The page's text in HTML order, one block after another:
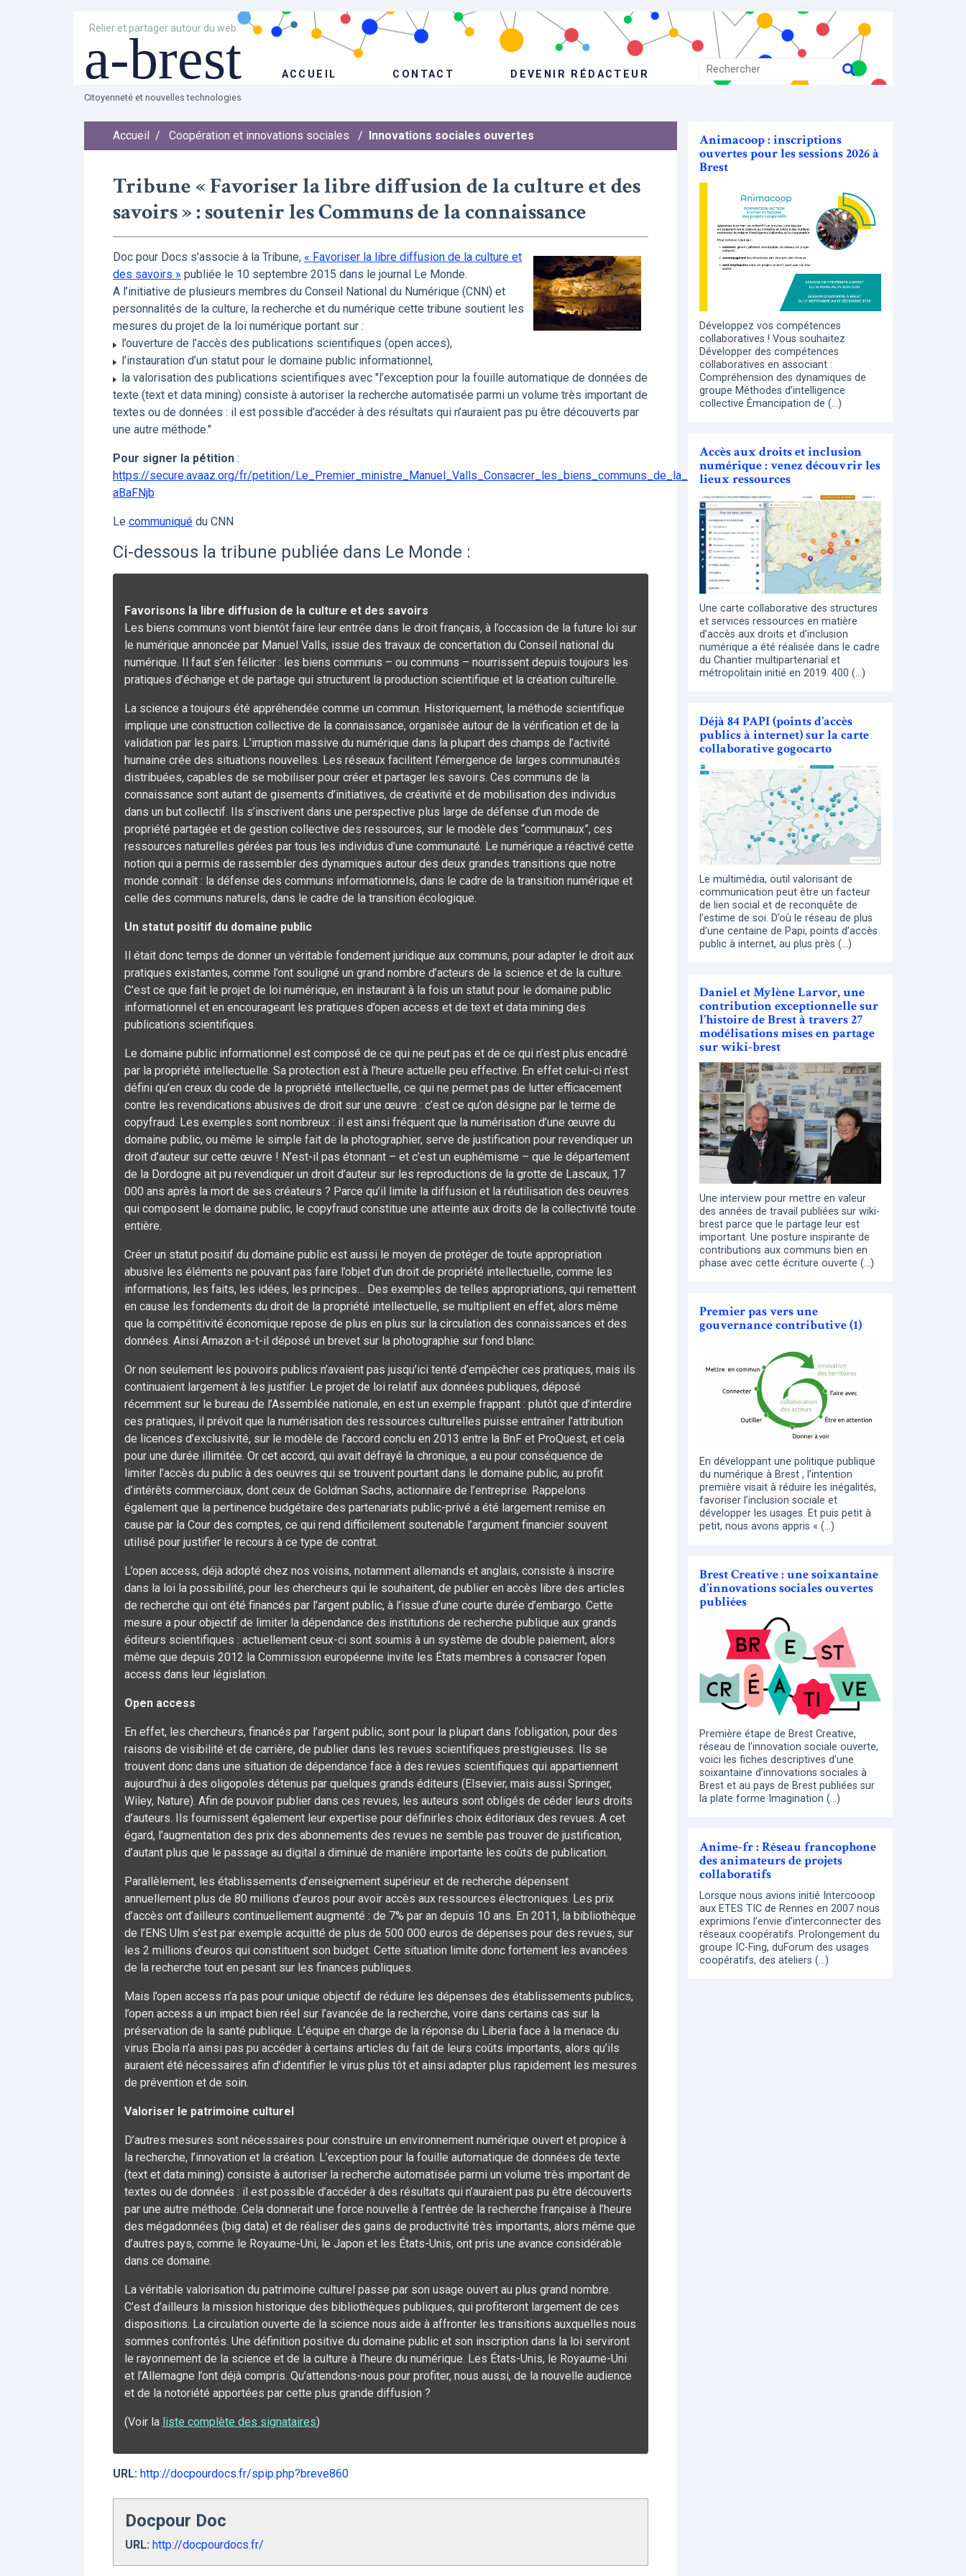
Relier et partager autour du web
a-brest ACCUEIL CONTACT DEVENIR RÉDACTEUR
Citoyenneté et nouvelles technologies
Accueil / Coopération et innovations sociales / Innovations sociales ouvertes
Tribune « Favoriser la libre diffusion de la culture et des
savoirs » : soutenir les Communs de la connaissance
Doc pour Docs s’associe à la Tribune, « Favoriser la libre diffusion de la culture et
des savoirs » publiée le 10 septembre 2015 dans le journal Le Monde.
A l’initiative de plusieurs membres du Conseil National du Numérique (CNN) et
personnalités de la culture, la recherche et du numérique cette tribune soutient les
mesures du projet de la loi numérique portant sur :
l’ouverture de l’accès des publications scientifiques (open acces),
l’instauration d’un statut pour le domaine public informationnel,
la valorisation des publications scientifiques avec "l’exception pour la fouille automatique de données de
texte (text et data mining) consiste à autoriser la recherche automatisée parmi un volume très important de
textes ou de données : il est possible d’accéder à des résultats qui n’auraient pas pu être découverts par
une autre méthode."
Pour signer la pétition :
https://secure.avaaz.org/fr/petition/Le_Premier_ministre_Manuel_Valls_Consacrer_les_biens_communs_de_la_connaissance_1/?
aBaFNjb
Le communiqué du CNN
Ci-dessous la tribune publiée dans Le Monde :
Favorisons la libre diffusion de la culture et des savoirs
Les biens communs vont bientôt faire leur entrée dans le droit français, à l’occasion de la future loi sur
le numérique annoncée par Manuel Valls, issue des travaux de concertation du Conseil national du
numérique. Il faut s’en féliciter : les biens communs – ou communs – nourrissent depuis toujours les
pratiques d’échange et de partage qui structurent la production scientifique et la création culturelle.
La science a toujours été appréhendée comme un commun. Historiquement, la méthode scientifique
implique une construction collective de la connaissance, organisée autour de la vérification et de la
validation par les pairs. L’irruption massive du numérique dans la plupart des champs de l’activité
humaine crée des situations nouvelles. Les réseaux facilitent l’émergence de larges communautés
distribuées, capables de se mobiliser pour créer et partager les savoirs. Ces communs de la
connaissance sont autant de gisements d’initiatives, de créativité et de mobilisation des individus
dans un but collectif. Ils s’inscrivent dans une perspective plus large de défense d’un mode de
propriété partagée et de gestion collective des ressources, sur le modèle des “communaux”, ces
ressources naturelles gérées par tous les individus d’une communauté. Le numérique a réactivé cette
notion qui a permis de rassembler des dynamiques autour des deux grandes transitions que notre
monde connaît : la défense des communs informationnels, dans le cadre de la transition numérique et
celle des communs naturels, dans le cadre de la transition écologique.
Un statut positif du domaine public
Il était donc temps de donner un véritable fondement juridique aux communs, pour adapter le droit aux
pratiques existantes, comme l’ont souligné un grand nombre d’acteurs de la science et de la culture.
C’est ce que fait le projet de loi numérique, en instaurant à la fois un statut pour le domaine public
informationnel et en encourageant les pratiques d’open access et de text et data mining des
publications scientifiques.
Le domaine public informationnel est composé de ce qui ne peut pas et de ce qui n’est plus encadré
par la propriété intellectuelle. Sa protection est à l’heure actuelle peu effective. En effet celui-ci n’est
défini qu’en creux du code de la propriété intellectuelle, ce qui ne permet pas de lutter efficacement
contre les revendications abusives de droit sur une œuvre : c’est ce qu’on désigne par le terme de
copyfraud. Les exemples sont nombreux : il est ainsi fréquent que la numérisation d’une œuvre du
domaine public, ou même le simple fait de la photographier, serve de justification pour revendiquer un
droit d’auteur sur cette œuvre ! N’est-il pas étonnant – et c’est un euphémisme – que le département
de la Dordogne ait pu revendiquer un droit d’auteur sur les reproductions de la grotte de Lascaux, 17
000 ans après la mort de ses créateurs ? Parce qu’il limite la diffusion et la réutilisation des oeuvres
qui composent le domaine public, le copyfraud constitue une atteinte aux droits de la collectivité toute
entière.
Créer un statut positif du domaine public est aussi le moyen de protéger de toute appropriation
abusive les éléments ne pouvant pas faire l’objet d’un droit de propriété intellectuelle, comme les
informations, les faits, les idées, les principes… Des exemples de telles appropriations, qui remettent
en cause les fondements du droit de la propriété intellectuelle, se multiplient en effet, alors même
que la compétitivité économique repose de plus en plus sur la circulation des connaissances et des
données. Ainsi Amazon a-t-il déposé un brevet sur la photographie sur fond blanc.
Or non seulement les pouvoirs publics n’avaient pas jusqu’ici tenté d’empêcher ces pratiques, mais ils
continuaient largement à les justifier. Le projet de loi relatif aux données publiques, déposé
récemment sur le bureau de l’Assemblée nationale, en est un exemple frappant : plutôt que d’interdire
ces pratiques, il prévoit que la numérisation des ressources culturelles puisse entraîner l’attribution
de licences d’exclusivité, sur le modèle de l’accord conclu en 2013 entre la BnF et ProQuest, et cela
pour une durée illimitée. Or cet accord, qui avait défrayé la chronique, a eu pour conséquence de
limiter l’accès du public à des oeuvres qui se trouvent pourtant dans le domaine public, au profit
d’intérêts commerciaux, dont ceux de Goldman Sachs, actionnaire de l’entreprise. Rappelons
également que la pertinence budgétaire des partenariats public-privé a été largement remise en
cause par la Cour des comptes, ce qui rend difficilement soutenable l’argument financier souvent
utilisé pour justifier le recours à ce type de contrat.
L’open access, déjà adopté chez nos voisins, notamment allemands et anglais, consiste à inscrire
dans la loi la possibilité, pour les chercheurs qui le souhaitent, de publier en accès libre des articles
de recherche qui ont été financés par l’argent public, à l’issue d’une courte durée d’embargo. Cette
mesure a pour objectif de limiter la dépendance des institutions de recherche publique aux grands
éditeurs scientifiques : actuellement ceux-ci sont soumis à un système de double paiement, alors
même que depuis 2012 la Commission européenne invite les États membres à consacrer l’open
access dans leur législation.
Open access
En effet, les chercheurs, financés par l’argent public, sont pour la plupart dans l’obligation, pour des
raisons de visibilité et de carrière, de publier dans les revues scientifiques prestigieuses. Ils se
trouvent donc dans une situation de dépendance face à des revues scientifiques qui appartiennent
aujourd’hui à des oligopoles détenus par quelques grands éditeurs (Elsevier, mais aussi Springer,
Wiley, Nature). Afin de pouvoir publier dans ces revues, les auteurs sont obligés de céder leurs droits
d’auteurs. Ils fournissent également leur expertise pour définirles choix éditoriaux des revues. A cet
égard, l’augmentation des prix des abonnements des revues ne semble pas trouver de justification,
d’autant plus que le passage au digital a diminué de manière importante les coûts de publication.
Parallèlement, les établissements d’enseignement supérieur et de recherche dépensent
annuellement plus de 80 millions d’euros pour avoir accès aux ressources électroniques. Les prix
d’accès ont d’ailleurs continuellement augmenté : de 7% par an depuis 10 ans. En 2011, la bibliothèque
de l’ENS Ulm s’est par exemple acquitté de plus de 500 000 euros de dépenses pour des revues, sur
les 2 millions d’euros qui constituent son budget. Cette situation limite donc fortement les avancées
de la recherche tout en pesant sur les finances publiques.
Mais l’open access n’a pas pour unique objectif de réduire les dépenses des établissements publics,
l’open access a un impact bien réel sur l’avancée de la recherche, voire dans certains cas sur la
préservation de la santé publique. L’équipe en charge de la réponse du Liberia face à la menace du
virus Ebola n’a ainsi pas pu accéder à certains articles du fait de leurs coûts importants, alors qu’ils
auraient été nécessaires afin d’identifier le virus plus tôt et ainsi adapter plus rapidement les mesures
de prévention et de soin.
Valoriser le patrimoine culturel
D’autres mesures sont nécessaires pour construire un environnement numérique ouvert et propice à
la recherche, l’innovation et la création. L’exception pour la fouille automatique de données de texte
(text et data mining) consiste à autoriser la recherche automatisée parmi un volume très important de
textes ou de données : il est possible d’accéder à des résultats qui n’auraient pas pu être découverts
par une autre méthode. Cela donnerait une force nouvelle à l’entrée de la recherche française à l’heure
des mégadonnées (big data) et de réaliser des gains de productivité très importants, alors même que
d’autres pays, comme le Royaume-Uni, le Japon et les États-Unis, ont pris une avance considérable
dans ce domaine.
La véritable valorisation du patrimoine culturel passe par son usage ouvert au plus grand nombre.
C’est d’ailleurs la mission historique des bibliothèques publiques, qui profiteront largement de ces
dispositions. La circulation ouverte de la science nous aide à affronter les transitions auxquelles nous
sommes confrontés. Une définition positive du domaine public et son inscription dans la loi serviront
le rayonnement de la science et de la culture à l’heure du numérique. Les États-Unis, le Royaume-Uni
et l’Allemagne l’ont déjà compris. Qu’attendons-nous pour profiter, nous aussi, de la nouvelle audience
et de la notoriété apportées par cette plus grande diffusion ?
(Voir la liste complète des signataires)
URL: http://docpourdocs.fr/spip.php?breve860
Docpour Doc
URL: http://docpourdocs.fr/
Animacoop : inscriptions
ouvertes pour les sessions 2026 à
Brest
Développez vos compétences
collaboratives ! Vous souhaitez
Développer des compétences
collaboratives en associant :
Compréhension des dynamiques de
groupe Méthodes d’intelligence
collective Émancipation de (…)
Accès aux droits et inclusion
numérique : venez découvrir les
lieux ressources
Une carte collaborative des structures
et services ressources en matière
d’accès aux droits et d’inclusion
numérique a été réalisée dans le cadre
du Chantier multipartenarial et
métropolitain initié en 2019. 400 (…)
Déjà 84 PAPI (points d’accès
publics à internet) sur la carte
collaborative gogocarto
Le multimédia, outil valorisant de
communication peut être un facteur
de lien social et de reconquête de
l’estime de soi. D’où le réseau de plus
d’une centaine de Papi, points d’accès
public à internet, au plus près (…)
Daniel et Mylène Larvor, une
contribution exceptionnelle sur
l’histoire de Brest à travers 27
modélisations mises en partage
sur wiki-brest
Une interview pour mettre en valeur
des années de travail publiées sur wiki-
brest parce que le partage leur est
important. Une posture inspirante de
contributions aux communs bien en
phase avec cette écriture ouverte (…)
Premier pas vers une
gouvernance contributive (1)
En développant une politique publique
du numérique à Brest , l’intention
première visait à réduire les inégalités,
favoriser l’inclusion sociale et
développer les usages. Et puis petit à
petit, nous avons appris « (…)
Brest Creative : une soixantaine
d’innovations sociales ouvertes
publiées
Première étape de Brest Creative,
réseau de l’innovation sociale ouverte,
voici les fiches descriptives d’une
soixantaine d’innovations sociales à
Brest et au pays de Brest publiées sur
la plate forme Imagination (…)
Anime-fr : Réseau francophone
des animateurs de projets
collaboratifs
Lorsque nous avions initié Intercooop
aux ETES TIC de Rennes en 2007 nous
exprimions l’envie d’interconnecter des
réseaux coopératifs. Prolongement du
groupe IC-Fing, duForum des usages
coopératifs, des ateliers (…)